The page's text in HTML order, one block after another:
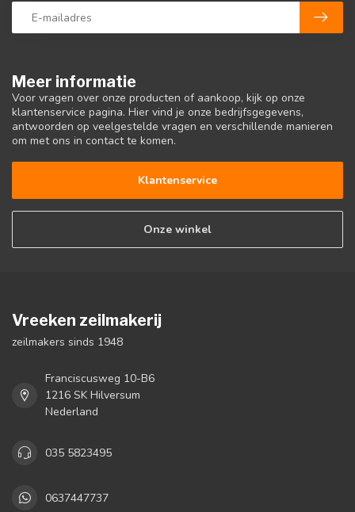
Meer informatie
Voor vragen over onze producten of aankoop, kijk op onze
klantenservice pagina. Hier vind je onze bedrijfsgegevens,
antwoorden op veelgestelde vragen en verschillende manieren
om met ons in contact te komen.
Klantenservice
Onze winkel
Vreeken zeilmakerij
zeilmakers sinds 1948
Franciscusweg 10-B6
1216 SK Hilversum
Nederland
035 5823495
0637447737